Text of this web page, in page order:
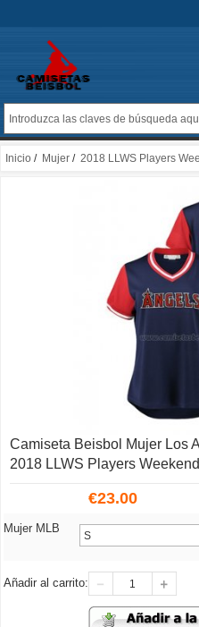
Inicio / Mujer / 2018 LLWS Players
Camiseta Beisbol Mujer Los
2018 LLWS Players
€23.00
Mujer MLB
Añadir al carrito: